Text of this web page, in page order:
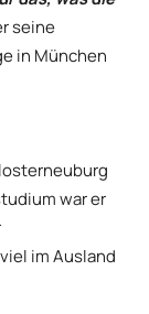
seine
in München
war er
im Ausland